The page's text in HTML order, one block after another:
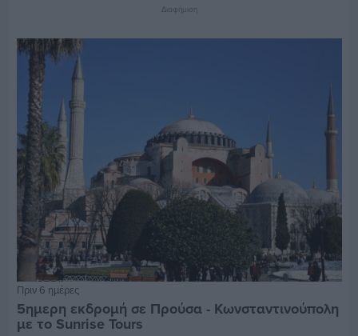
Διαφήμιση
Πριν 6 ημέρες
5ημερη εκδρομή σε Προύσα - Κωνσταντινούπολη
με το Sunrise Tours